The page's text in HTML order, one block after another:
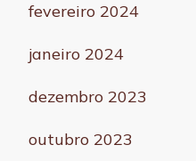
fevereiro 2024
janeiro 2024
dezembro 2023
outubro 2023